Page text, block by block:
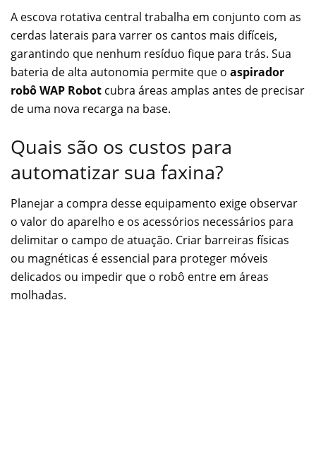
A escova rotativa central trabalha em conjunto com as
cerdas laterais para varrer os cantos mais difíceis,
garantindo que nenhum resíduo fique para trás. Sua
bateria de alta autonomia permite que o aspirador
robô WAP Robot cubra áreas amplas antes de precisar
de uma nova recarga na base.
Quais são os custos para
automatizar sua faxina?
Planejar a compra desse equipamento exige observar
o valor do aparelho e os acessórios necessários para
delimitar o campo de atuação. Criar barreiras físicas
ou magnéticas é essencial para proteger móveis
delicados ou impedir que o robô entre em áreas
molhadas.